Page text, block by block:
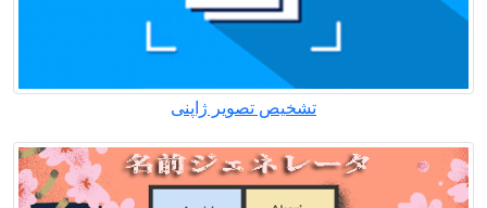
تشخیص تصویر ژاپنی